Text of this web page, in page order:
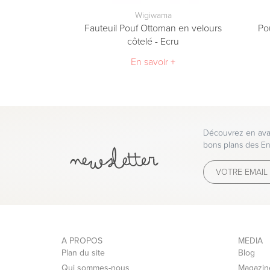
Wigiwama
Fauteuil Pouf Ottoman en velours
côtelé - Ecru
En savoir +
Découvrez en
bons plans des
A PROPOS
Plan du site
Qui sommes-nous
MEDIA
Blog